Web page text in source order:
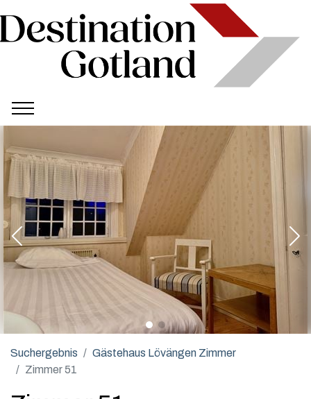
Suchergebnis
Gästehaus Lövängen Zimmer
Zimmer 51